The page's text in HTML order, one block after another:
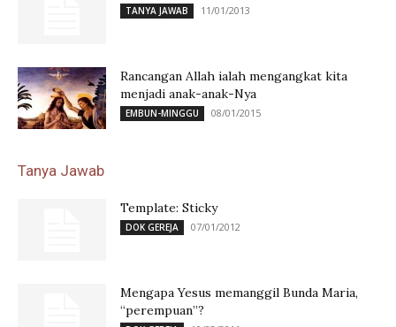
TANYA JAWAB 11/01/2013
Rancangan Allah ialah mengangkat kita
menjadi anak-anak-Nya
EMBUN-MINGGU 08/01/2015
Tanya Jawab
Template: Sticky
DOK GEREJA 07/01/2012
Mengapa Yesus memanggil Bunda Maria,
“perempuan”?